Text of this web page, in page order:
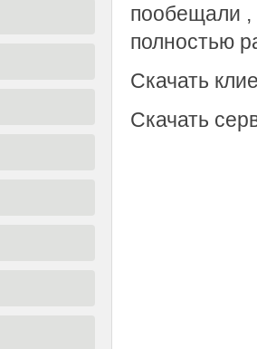
пообещали ,
полностью
Скачать
Скачать